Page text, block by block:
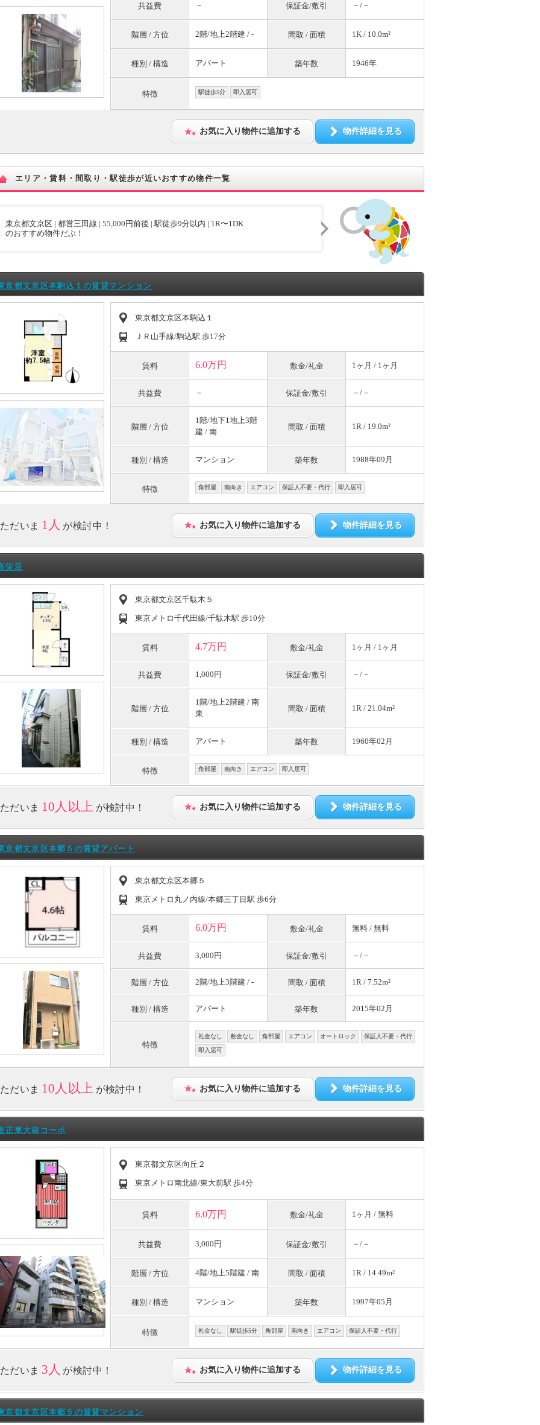
共益費 － 保証金/敷引 －/－
階層 / 方位 2階/地上2階建 / - 間取 / 面積 1K / 10.0m²
種別 / 構造 アパート 築年数 1946年
特徴 駅徒歩5分 即入居可
お気に入り物件に追加する 物件詳細を見る
エリア・賃料・間取り・駅徒歩が近いおすすめ物件一覧
東京都文京区 | 都営三田線 | 55,000円前後 | 駅徒歩9分以内 | 1R〜1DK
のおすすめ物件だぶ！
京都文京区本駒込１の賃貸マンション
東京都文京区本駒込１
ＪＲ山手線/駒込駅 歩17分
賃料 6.0万円 敷金/礼金 1ヶ月 / 1ヶ月
共益費 － 保証金/敷引 －/－
階層 / 方位
1階/地下1地上3階
建 / 南
間取 / 面積 1R / 19.0m²
種別 / 構造 マンション 築年数 1988年09月
特徴 角部屋 南向き エアコン 保証人不要・代行 即入居可
ただいま 1人 が検討中！ お気に入り物件に追加する 物件詳細を見る
栄荘
東京都文京区千駄木５
東京メトロ千代田線/千駄木駅 歩10分
賃料 4.7万円 敷金/礼金 1ヶ月 / 1ヶ月
共益費 1,000円 保証金/敷引 －/－
階層 / 方位
1階/地上2階建 / 南
東
間取 / 面積 1R / 21.04m²
種別 / 構造 アパート 築年数 1960年02月
特徴 角部屋 南向き エアコン 即入居可
ただいま 10人以上 が検討中！ お気に入り物件に追加する 物件詳細を見る
京都文京区本郷５の賃貸アパート
東京都文京区本郷５
東京メトロ丸ノ内線/本郷三丁目駅 歩6分
賃料 6.0万円 敷金/礼金 無料 / 無料
共益費 3,000円 保証金/敷引 －/－
階層 / 方位 2階/地上3階建 / - 間取 / 面積 1R / 7.52m²
種別 / 構造 アパート 築年数 2015年02月
特徴
礼金なし 敷金なし 角部屋 エアコン オートロック 保証人不要・代行
即入居可
ただいま 10人以上 が検討中！ お気に入り物件に追加する 物件詳細を見る
正東大前コーポ
東京都文京区向丘２
東京メトロ南北線/東大前駅 歩4分
賃料 6.0万円 敷金/礼金 1ヶ月 / 無料
共益費 3,000円 保証金/敷引 －/－
階層 / 方位 4階/地上5階建 / 南 間取 / 面積 1R / 14.49m²
種別 / 構造 マンション 築年数 1997年05月
特徴 礼金なし 駅徒歩5分 角部屋 南向き エアコン 保証人不要・代行
ただいま 3人 が検討中！ お気に入り物件に追加する 物件詳細を見る
京都文京区本郷５の賃貸マンション